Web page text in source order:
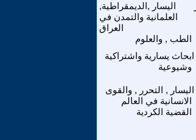
اليسار ,الديمقراطية,
العلمانية والتمدن في
العراق
الطب , والعلوم
ابحاث يسارية واشتراكية
وشيوعية
اليسار , التحرر , والقوى
الانسانية في العالم
القضية الكردية